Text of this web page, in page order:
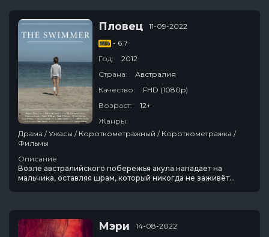
Пловец
11-09-2022
- 6.7
Год:
2012
Страна:
Австралия
Качество:
FHD (1080p)
Возраст:
12+
Жанры:
Драма / Ужасы / Короткометражный / Короткометражка /
Фильмы
Описание
Возле австралийского побережья акула нападает на
мальчика, оставляя шрам, который никогда не заживёт...
Мэри 14-08-2022